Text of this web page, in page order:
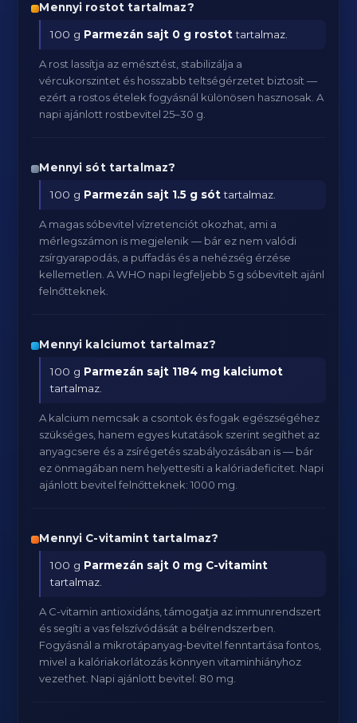
Mennyi rostot tartalmaz?
100 g Parmezán sajt 0 g rostottartalmaz.
A rost lassítja az emésztést, stabilizálja a
vércukorszintet és hosszabb teltségérzetet biztosít —
ezért a rostos ételek fogyásnál különösen hasznosak. A
napi ajánlott rostbevitel 25–30 g.
Mennyi sót tartalmaz?
100 g Parmezán sajt 1.5 g sóttartalmaz.
A magas sóbevitel vízretenciót okozhat, ami a
mérlegszámon is megjelenik — bár ez nem valódi
zsírgyarapodás, a puffadás és a nehézség érzése
kellemetlen. A WHO napi legfeljebb 5 g sóbevitelt ajánl
felnőtteknek.
Mennyi kalciumot tartalmaz?
100 g Parmezán sajt 1184 mg kalciumot
tartalmaz.
A kalcium nemcsak a csontok és fogak egészségéhez
szükséges, hanem egyes kutatások szerint segíthet az
anyagcsere és a zsírégetés szabályozásában is — bár
ez önmagában nem helyettesíti a kalóriadeficitet. Napi
ajánlott bevitel felnőtteknek: 1000 mg.
Mennyi C-vitamint tartalmaz?
100 g Parmezán sajt 0 mg C-vitamint
tartalmaz.
A C-vitamin antioxidáns, támogatja az immunrendszert
és segíti a vas felszívódását a bélrendszerben.
Fogyásnál a mikrotápanyag-bevitel fenntartása fontos,
mivel a kalóriakorlátozás könnyen vitaminhiányhoz
vezethet. Napi ajánlott bevitel: 80 mg.